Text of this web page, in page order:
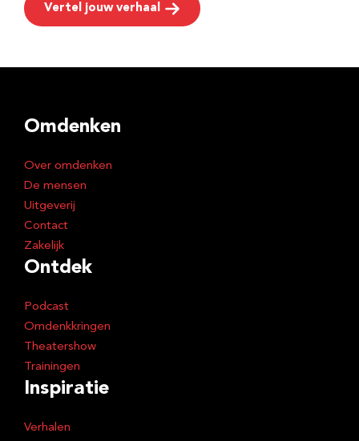
Vertel jouw verhaal
Omdenken
Over omdenken
De mensen
Uitgeverij
Contact
Zakelijk
Ontdek
Podcast
Omdenkkringen
Theatershow
Trainingen
Inspiratie
Verhalen